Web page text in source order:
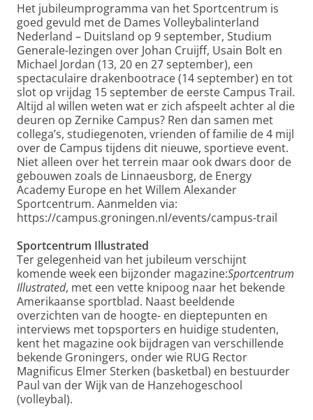
Het jubileumprogramma van het Sportcentrum is
goed gevuld met de Dames Volleybalinterland
Nederland – Duitsland op 9 september, Studium
Generale-lezingen over Johan Cruijff, Usain Bolt en
Michael Jordan (13, 20 en 27 september), een
spectaculaire drakenbootrace (14 september) en tot
slot op vrijdag 15 september de eerste Campus Trail.
Altijd al willen weten wat er zich afspeelt achter al die
deuren op Zernike Campus? Ren dan samen met
collega’s, studiegenoten, vrienden of familie de 4 mijl
over de Campus tijdens dit nieuwe, sportieve event.
Niet alleen over het terrein maar ook dwars door de
gebouwen zoals de Linnaeusborg, de Energy
Academy Europe en het Willem Alexander
Sportcentrum. Aanmelden via:
https://campus.groningen.nl/events/campus-trail
Sportcentrum Illustrated
Ter gelegenheid van het jubileum verschijnt
komende week een bijzonder magazine:Sportcentrum
Illustrated, met een vette knipoog naar het bekende
Amerikaanse sportblad. Naast beeldende
overzichten van de hoogte- en dieptepunten en
interviews met topsporters en huidige studenten,
kent het magazine ook bijdragen van verschillende
bekende Groningers, onder wie RUG Rector
Magnificus Elmer Sterken (basketbal) en bestuurder
Paul van der Wijk van de Hanzehogeschool
(volleybal).